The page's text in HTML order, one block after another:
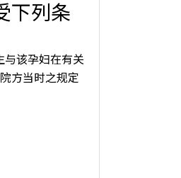
下列条
该孕妇在有关
方当时之规定